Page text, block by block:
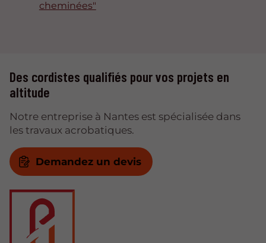
cheminées"
Des cordistes qualifiés pour vos projets en
altitude
Notre entreprise à Nantes est spécialisée dans
les travaux acrobatiques.
Demandez un devis